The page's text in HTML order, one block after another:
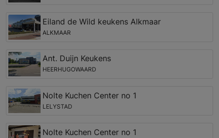
Eiland de Wild keukens Alkmaar
ALKMAAR
Ant. Duijn Keukens
HEERHUGOWAARD
Nolte Kuchen Center no 1
LELYSTAD
Nolte Kuchen Center no 1